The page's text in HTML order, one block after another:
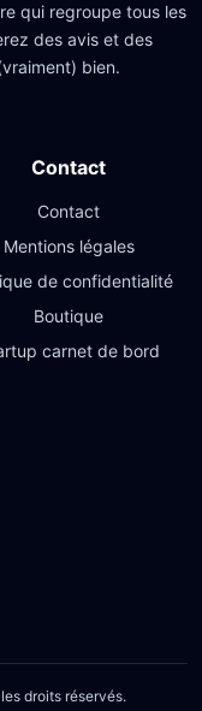
qui regroupe tous les
des avis et des
bien.
Contact
Contact
Mentions légales
de confidentialité
Boutique
carnet de bord
droits réservés.